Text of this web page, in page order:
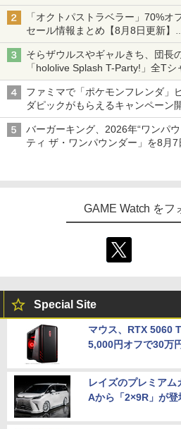
「オクトパストラベラー」70%
セール情報まとめ【8月8日更新】
ニンテンドーeショップでは「大
そらザウルスやギャルきち、団長
「hololive Splash T-Party!」全T
ライン販売開始
ファミマで「ポケモンフレンダ」
ダピックがもらえるキャンペーン
バーガーキング、2026年“ワンパ
ティ ザ・ワンパウンダー」を8月7
GAME Watch をフ
Special Site
マウス、RTX 5060
5,000円オフで30万
レイズのプレミア
Aから「2×9R」が登